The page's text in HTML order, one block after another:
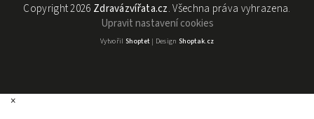
Copyright 2026 Zdravázvířata.cz. Všechna práva vyhrazena.
Upravit nastavení cookies
Vytvořil Shoptet| Design Shoptak.cz
×